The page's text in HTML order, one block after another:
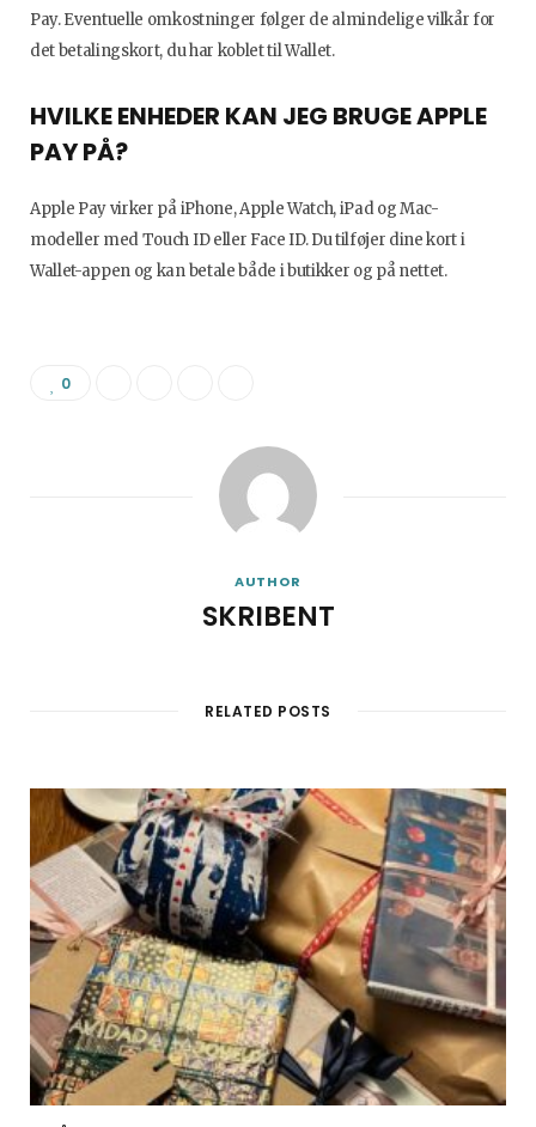
Pay. Eventuelle omkostninger følger de almindelige vilkår for
det betalingskort, du har koblet til Wallet.
HVILKE ENHEDER KAN JEG BRUGE APPLE
PAY PÅ?
Apple Pay virker på iPhone, Apple Watch, iPad og Mac-
modeller med Touch ID eller Face ID. Du tilføjer dine kort i
Wallet-appen og kan betale både i butikker og på nettet.
0
AUTHOR
SKRIBENT
RELATED POSTS